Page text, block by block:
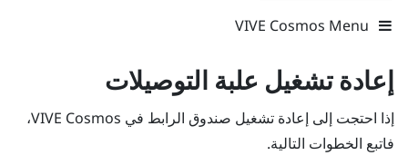
VIVE Cosmos Menu
إعادة تشغيل علبة التوصيلات
إذا احتجت إلى إعادة تشغيل صندوق الرابط في VIVE Cosmos،
فاتبع الخطوات التالية.